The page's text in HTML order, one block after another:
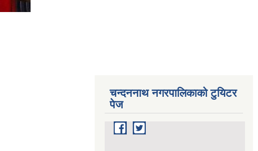
चन्दननाथ नगरपालिकाको टुयिटर
पेज